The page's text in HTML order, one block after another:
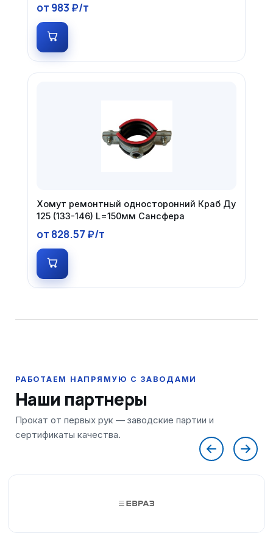
от 983 ₽/т
Хомут ремонтный односторонний Краб Ду
125 (133-146) L=150мм Сансфера
от 828.57 ₽/т
Наши партнеры